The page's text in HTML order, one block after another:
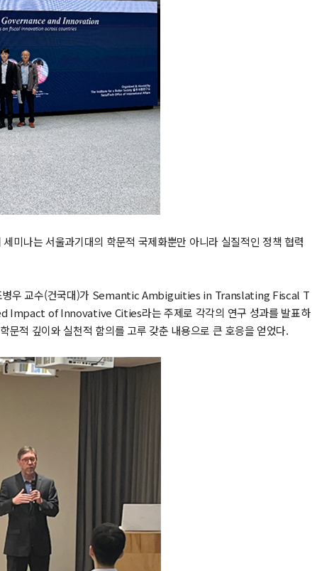
미나는 서울과기대의 학문적 국제화뿐만 아니라 실질적인 정책 협력
병우 교수(건국대)가 Semantic Ambiguities in Translating Fiscal T
Impact of Innovative Cities라는 주제로 각각의 연구 성과를 발표하
문적 깊이와 실천적 함의를 고루 갖춘 내용으로 큰 호응을 얻었다.